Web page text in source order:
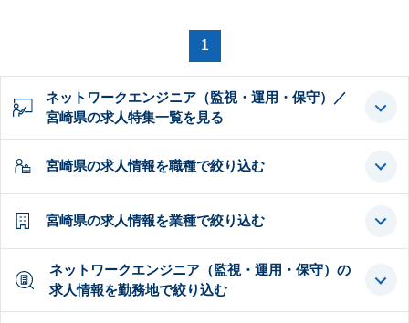
1
ネットワークエンジニア（監視・運用・保守）／
宮崎県の求人特集一覧を見る
宮崎県の求人情報を職種で絞り込む
宮崎県の求人情報を業種で絞り込む
ネットワークエンジニア（監視・運用・保守）の
求人情報を勤務地で絞り込む